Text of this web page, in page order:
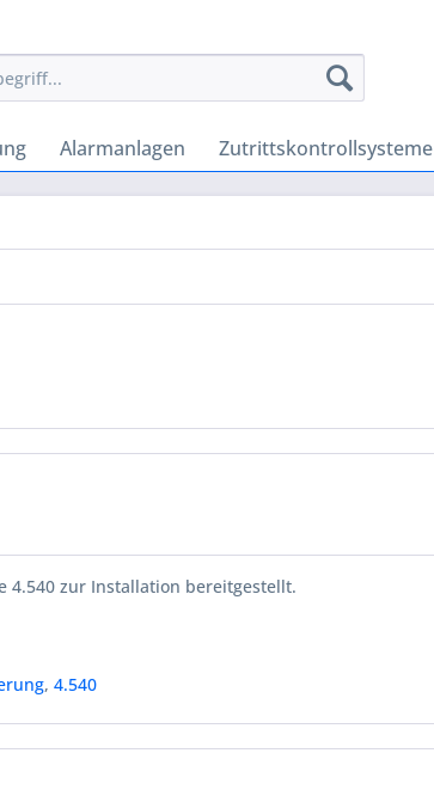
Alarmanlagen Zutrittskontrollsysteme
4.540 zur Installation bereitgestellt.
,4.540